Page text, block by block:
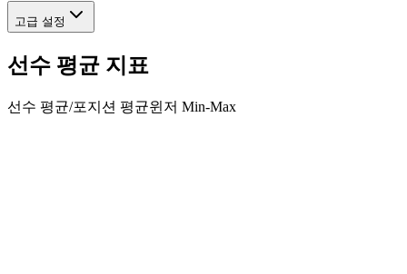
고급 설정
선수 평균 지표
선수 평균/포지션 평균윈저 Min-Max